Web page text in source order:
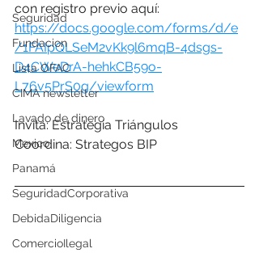
Seguridad
Fundacion
Lista OFAC
CIMA newsletter
Lavado de dinero
Mexico
Panamá
SeguridadCorporativa
DebidaDiligencia
ComercioIlegal
con registro previo aquí:
https://docs.google.com/forms/d/e
/1FAIpQLSeM2vKk9l6mqB-4dsgs-
D4CWeDrA-hehkCB59o-
L76v5PrS0g/viewform
Invita: Estrategia Triángulos
Coordina: Strategos BIP